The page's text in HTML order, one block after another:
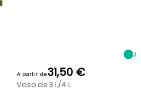
7
A partir de31,50 €
Vaso de 3 L/4 L